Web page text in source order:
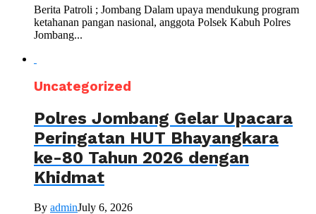
Berita Patroli ; Jombang Dalam upaya mendukung program
ketahanan pangan nasional, anggota Polsek Kabuh Polres
Jombang...
Uncategorized
Polres Jombang Gelar Upacara
Peringatan HUT Bhayangkara
ke-80 Tahun 2026 dengan
Khidmat
By adminJuly 6, 2026